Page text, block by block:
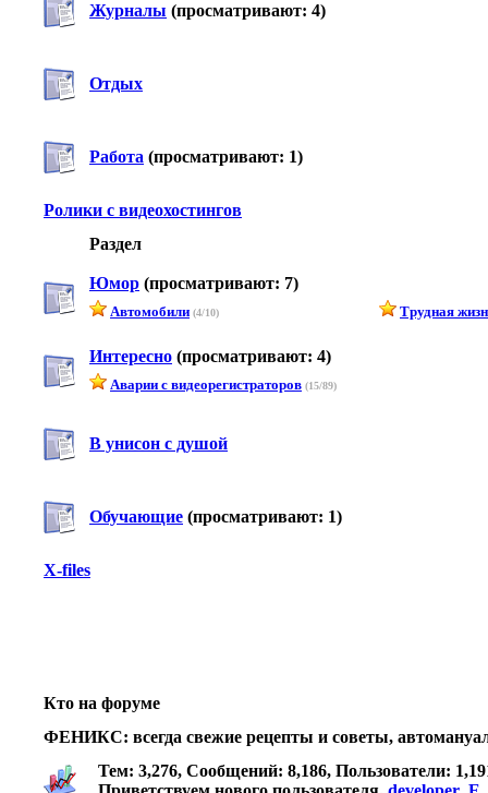
Журналы (просматривают: 4)
Отдых
Работа (просматривают: 1)
Ролики с видеохостингов
Раздел
Юмор (просматривают: 7)
Автомобили (4/10) Трудная
Интересно (просматривают: 4)
Аварии с видеорегистраторов (15/89)
В унисон с душой
Обучающие (просматривают: 1)
X-files
Кто на форуме
ФЕНИКС: всегда свежие рецепты и советы,
Тем: 3,276, Сообщений: 8,186, Пользователи: